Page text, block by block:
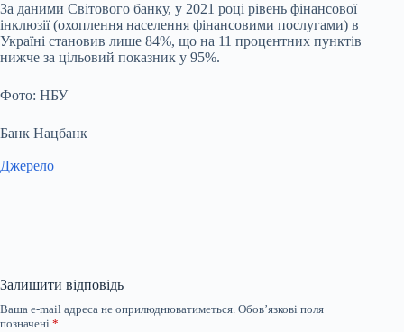
За даними Світового банку, у 2021 році рівень фінансової
інклюзії (охоплення населення фінансовими послугами) в
Україні становив лише 84%, що на 11 процентних пунктів
нижче за цільовий показник у 95%.
Фото: НБУ
Банк Нацбанк
Джерело
Залишити відповідь
Ваша e-mail адреса не оприлюднюватиметься. Обов’язкові поля
позначені *